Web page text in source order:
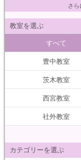
さ
教室を選ぶ
すべて
豊中教室
茨木教室
西宮教室
社外教室
カテゴリーを選ぶ